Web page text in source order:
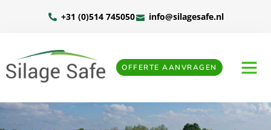
+31 (0)514 745050 info@silagesafe.nl
OFFERTE AANVRAGEN